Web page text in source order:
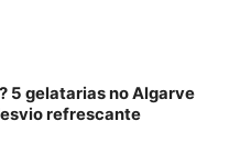
5 gelatarias no Algarve
refrescante